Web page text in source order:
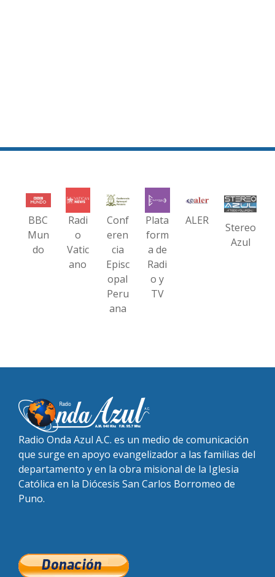
BBC
Mun
do
Radi
o
Vatic
ano
Conf
eren
cia
Episc
opal
Peru
ana
Plata
form
a de
Radi
o y
TV
ALER
Stereo
Azul
Radio Onda Azul A.C. es un medio de comunicación
que surge en apoyo evangelizador a las familias del
departamento y en la obra misional de la Iglesia
Católica en la Diócesis San Carlos Borromeo de
Puno.